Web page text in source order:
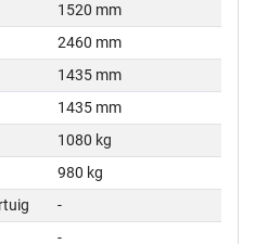
1520 mm
2460 mm
1435 mm
1435 mm
1080 kg
980 kg
-
-